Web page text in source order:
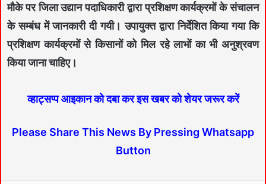
मौके पर जिला उद्यान पदाधिकारी द्वारा प्रशिक्षण कार्यक्रमों के संचालन
के सम्बंध में जानकारी दी गयी। उपायुक्त द्वारा निर्देशित किया गया कि
प्रशिक्षण कार्यक्रमों से किसानों को मिल रहे लाभों का भी अनुश्रवण
किया जाना चाहिए।
व्हाट्सप्प आइकान को दबा कर इस खबर को शेयर जरूर करें
Please Share This News By Pressing Whatsapp
Button